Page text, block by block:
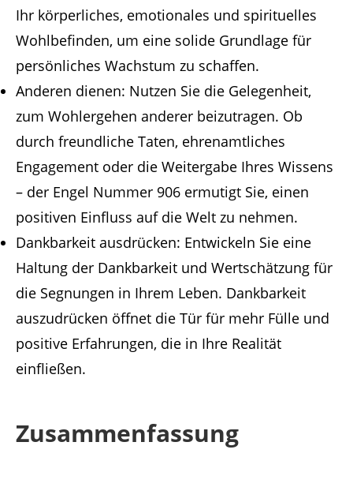
Ihr körperliches, emotionales und spirituelles
Wohlbefinden, um eine solide Grundlage für
persönliches Wachstum zu schaffen.
Anderen dienen: Nutzen Sie die Gelegenheit,
zum Wohlergehen anderer beizutragen. Ob
durch freundliche Taten, ehrenamtliches
Engagement oder die Weitergabe Ihres Wissens
– der Engel Nummer 906 ermutigt Sie, einen
positiven Einfluss auf die Welt zu nehmen.
Dankbarkeit ausdrücken: Entwickeln Sie eine
Haltung der Dankbarkeit und Wertschätzung für
die Segnungen in Ihrem Leben. Dankbarkeit
auszudrücken öffnet die Tür für mehr Fülle und
positive Erfahrungen, die in Ihre Realität
einfließen.
Zusammenfassung